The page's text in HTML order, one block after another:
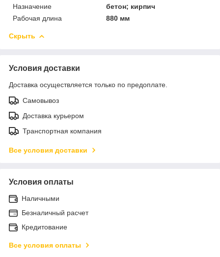
Назначение
бетон; кирпич
Рабочая длина
880 мм
Скрыть
Условия доставки
Доставка осуществляется только по предоплате.
Самовывоз
Доставка курьером
Транспортная компания
Все условия доставки
Условия оплаты
Наличными
Безналичный расчет
Кредитование
Все условия оплаты